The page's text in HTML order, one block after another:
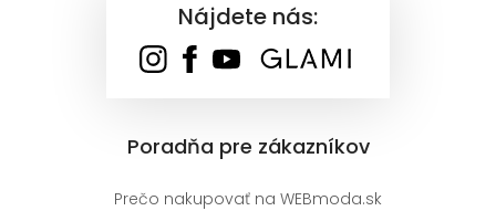
Nájdete nás:
Poradňa pre zákazníkov
Prečo nakupovať na WEBmoda.sk